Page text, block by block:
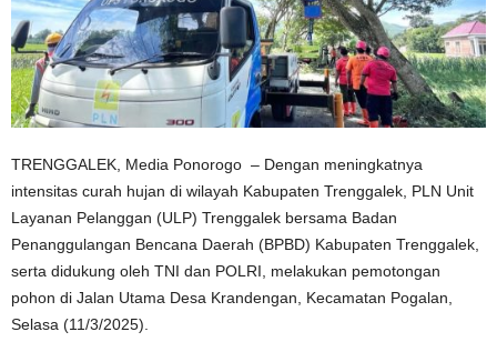
TRENGGALEK, Media Ponorogo – Dengan meningkatnya
intensitas curah hujan di wilayah Kabupaten Trenggalek, PLN Unit
Layanan Pelanggan (ULP) Trenggalek bersama Badan
Penanggulangan Bencana Daerah (BPBD) Kabupaten Trenggalek,
serta didukung oleh TNI dan POLRI, melakukan pemotongan
pohon di Jalan Utama Desa Krandengan, Kecamatan Pogalan,
Selasa (11/3/2025).